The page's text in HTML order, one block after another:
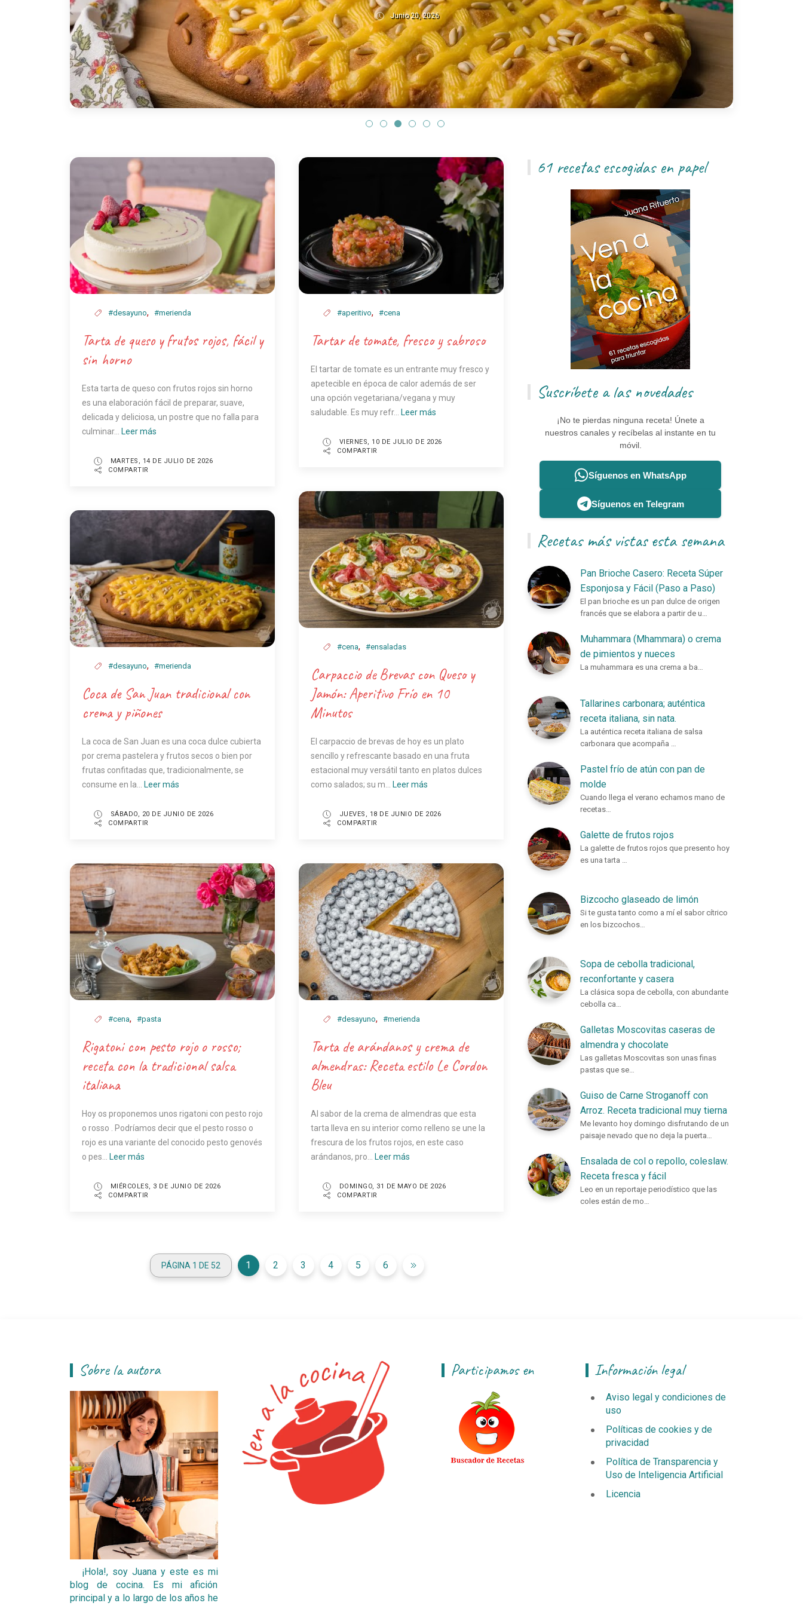
Junio 20, 2026
#desayuno, #merienda
Tarta de queso y frutos rojos, fácil y
sin horno
Esta tarta de queso con frutos rojos sin horno
es una elaboración fácil de preparar, suave,
delicada y deliciosa, un postre que no falla para
culminar...
Leer más
MARTES, 14 DE JULIO DE 2026
COMPARTIR
#aperitivo, #cena
Tartar de tomate, fresco y sabroso
El tartar de tomate es un entrante muy fresco y
apetecible en época de calor además de ser
una opción vegetariana/vegana y muy
saludable. Es muy refr...
Leer más
VIERNES, 10 DE JULIO DE 2026
COMPARTIR
#desayuno, #merienda
Coca de San Juan tradicional con
crema y piñones
La coca de San Juan es una coca dulce cubierta
por crema pastelera y frutos secos o bien por
frutas confitadas que, tradicionalmente, se
consume en la...
Leer más
SÁBADO, 20 DE JUNIO DE 2026
COMPARTIR
#cena, #ensaladas
Carpaccio de Brevas con Queso y
Jamón: Aperitivo Frío en 10
Minutos
El carpaccio de brevas de hoy es un plato
sencillo y refrescante basado en una fruta
estacional muy versátil tanto en platos dulces
como salados; su m...
Leer más
JUEVES, 18 DE JUNIO DE 2026
COMPARTIR
#cena, #pasta
Rigatoni con pesto rojo o rosso;
receta con la tradicional salsa
italiana
Hoy os proponemos unos rigatoni con pesto rojo
o rosso . Podríamos decir que el pesto rosso o
rojo es una variante del conocido pesto genovés
o pes...
Leer más
MIÉRCOLES, 3 DE JUNIO DE 2026
COMPARTIR
#desayuno, #merienda
Tarta de arándanos y crema de
almendras: Receta estilo Le Cordon
Bleu
Al sabor de la crema de almendras que esta
tarta lleva en su interior como relleno se une la
frescura de los frutos rojos, en este caso
arándanos, pro...
Leer más
DOMINGO, 31 DE MAYO DE 2026
COMPARTIR
PÁGINA 1 DE 52 1 2 3 4 5 6
61 recetas escogidas en papel
Suscríbete a las novedades
¡No te pierdas ninguna receta! Únete a
nuestros canales y recíbelas al instante en tu
móvil.
Síguenos en WhatsApp
Síguenos en Telegram
Recetas más vistas esta semana
Pan Brioche Casero: Receta Súper
Esponjosa y Fácil (Paso a Paso)
El pan brioche es un pan dulce de origen
francés que se elabora a partir de u…
Muhammara (Mhammara) o crema
de pimientos y nueces
La muhammara es una crema a ba…
Tallarines carbonara; auténtica
receta italiana, sin nata.
La auténtica receta italiana de salsa
carbonara que acompaña …
Pastel frío de atún con pan de
molde
Cuando llega el verano echamos mano de
recetas…
Galette de frutos rojos
La galette de frutos rojos que presento hoy
es una tarta …
Bizcocho glaseado de limón
Si te gusta tanto como a mí el sabor cítrico
en los bizcochos…
Sopa de cebolla tradicional,
reconfortante y casera
La clásica sopa de cebolla, con abundante
cebolla ca…
Galletas Moscovitas caseras de
almendra y chocolate
Las galletas Moscovitas son unas finas
pastas que se…
Guiso de Carne Stroganoff con
Arroz. Receta tradicional muy tierna
Me levanto hoy domingo disfrutando de un
paisaje nevado que no deja la puerta…
Ensalada de col o repollo, coleslaw.
Receta fresca y fácil
Leo en un reportaje periodístico que las
coles están de mo…
Sobre la autora
¡Hola!, soy Juana y este es mi
blog de cocina. Es mi afición
principal y a lo largo de los años he
Participamos en Información legal
Aviso legal y condiciones de
uso
Políticas de cookies y de
privacidad
Política de Transparencia y
Uso de Inteligencia Artificial
Licencia